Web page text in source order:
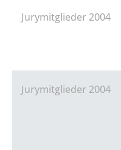
Jurymitglieder 2004
Jurymitglieder 2004